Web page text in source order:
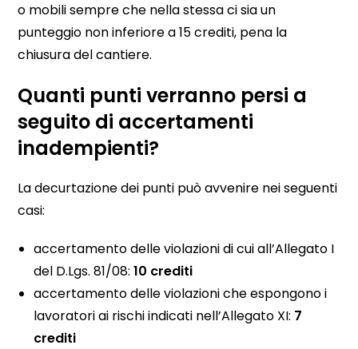
o mobili sempre che nella stessa ci sia un
punteggio non inferiore a 15 crediti, pena la
chiusura del cantiere.
Quanti punti verranno persi a
seguito di accertamenti
inadempienti?
La decurtazione dei punti può avvenire nei seguenti
casi:
accertamento delle violazioni di cui all’Allegato I
del D.Lgs. 81/08:10 crediti
accertamento delle violazioni che espongono i
lavoratori ai rischi indicati nell’Allegato XI: 7
crediti